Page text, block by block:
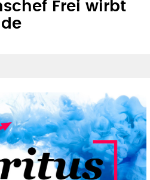
Frei wirbt